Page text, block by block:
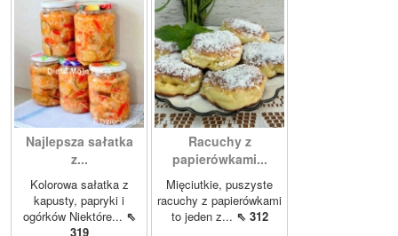
Najlepsza sałatka
z...
Kolorowa sałatka z
kapusty, papryki i
ogórków Niektóre... ⇖
319
Racuchy z
papierówkami...
Mięciutkie, puszyste
racuchy z papierówkami
to jeden z... ⇖ 312